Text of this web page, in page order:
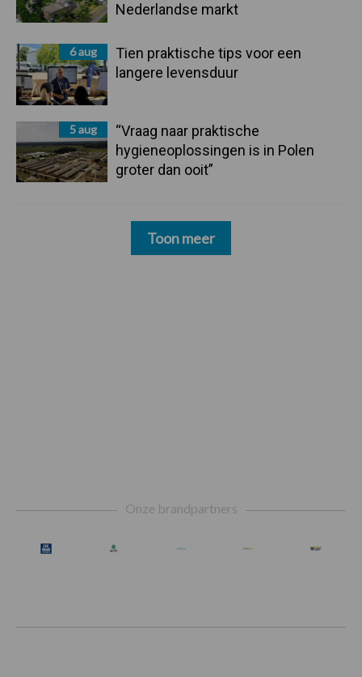
Nederlandse markt
6 aug
Tien praktische tips voor een
langere levensduur
5 aug
“Vraag naar praktische
hygieneoplossingen is in Polen
groter dan ooit”
Toon meer
Onze brandpartners